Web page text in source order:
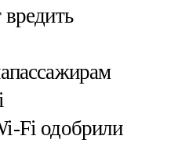
Fi одобрили